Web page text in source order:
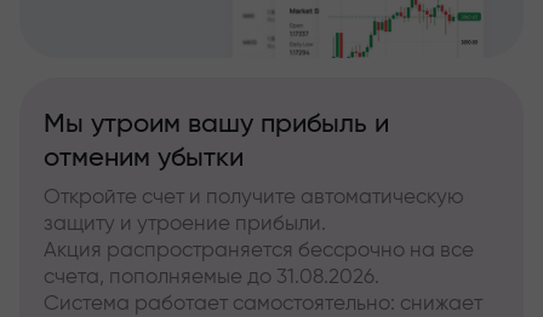
Мы утроим вашу прибыль и
отменим убытки
Откройте счет и получите автоматическую
защиту и утроение прибыли.
Акция распространяется бессрочно на все
счета, пополняемые до 31.08.2026.
Система работает самостоятельно: снижает